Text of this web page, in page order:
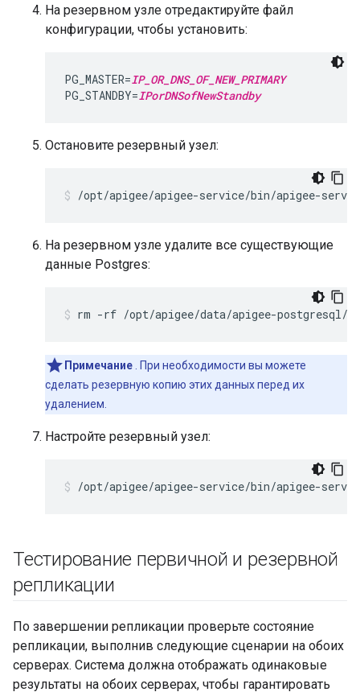
На резервном узле отредактируйте файл
конфигурации, чтобы установить:
PG_MASTER=IP_OR_DNS_OF_NEW_PRIMARY
PG_STANDBY=IPorDNSofNewStandby
Остановите резервный узел:
/opt/apigee/apigee-service/bin/apigee-
На резервном узле удалите все существующие
данные Postgres:
rm -rf /opt/apigee/data/apigee-postgresql/
Примечание . При необходимости вы можете
сделать резервную копию этих данных перед их
удалением.
Настройте резервный узел:
/opt/apigee/apigee-service/bin/apigee-
Тестирование первичной и резервной
репликации
По завершении репликации проверьте состояние
репликации, выполнив следующие сценарии на обоих
серверах. Система должна отображать одинаковые
результаты на обоих серверах, чтобы гарантировать